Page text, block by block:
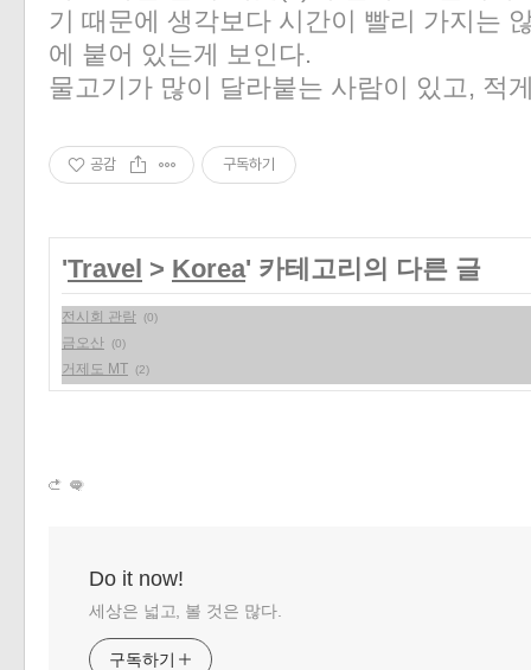
기 때문에 생각보다 시간이 빨리 가지는
에 붙어 있는게 보인다.
물고기가 많이 달라붙는 사람이 있고, 적
공감 구독하기
'Travel > Korea' 카테고리의 다른 글
전시회 관람 (0)
금오산 (0)
거제도 MT (2)
Do it now!
세상은 넓고, 볼 것은 많다.
구독하기